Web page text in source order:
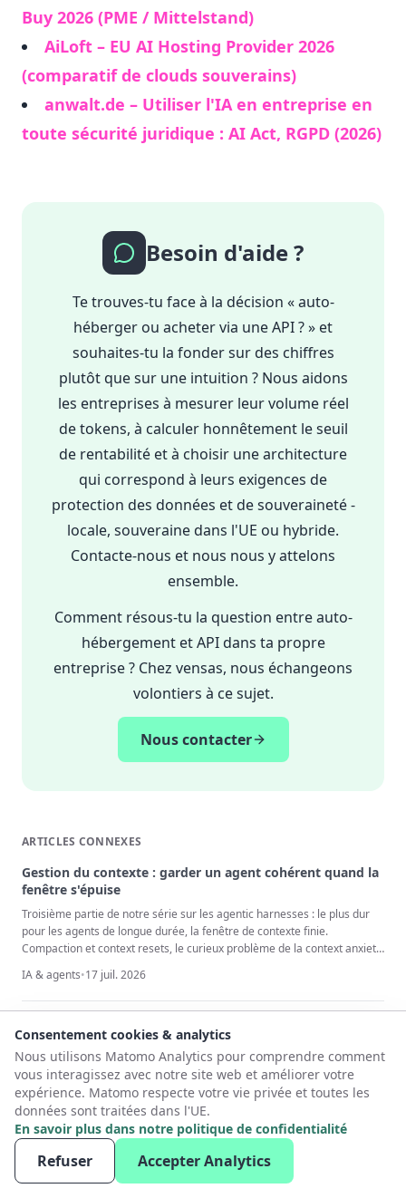
Consentement cookies & analytics
Nous utilisons Matomo Analytics pour comprendre comment
vous interagissez avec notre site web et améliorer votre
expérience. Matomo respecte votre vie privée et toutes les
données sont traitées dans l'UE.
En savoir plus dans notre politique de confidentialité
Refuser Accepter Analytics
Buy 2026 (PME / Mittelstand)
AiLoft – EU AI Hosting Provider 2026
(comparatif de clouds souverains)
anwalt.de – Utiliser l'IA en entreprise en
toute sécurité juridique : AI Act, RGPD (2026)
Besoin d'aide ?
Te trouves-tu face à la décision « auto-
héberger ou acheter via une API ? » et
souhaites-tu la fonder sur des chiffres
plutôt que sur une intuition ? Nous aidons
les entreprises à mesurer leur volume réel
de tokens, à calculer honnêtement le seuil
de rentabilité et à choisir une architecture
qui correspond à leurs exigences de
protection des données et de souveraineté -
locale, souveraine dans l'UE ou hybride.
Contacte-nous et nous nous y attelons
ensemble.
Comment résous-tu la question entre auto-
hébergement et API dans ta propre
entreprise ? Chez vensas, nous échangeons
volontiers à ce sujet.
Nous contacter
ARTICLES CONNEXES
Gestion du contexte : garder un agent cohérent quand la
fenêtre s'épuise
Troisième partie de notre série sur les agentic harnesses : le plus dur
pour les agents de longue durée, la fenêtre de contexte finie.
Compaction et context resets, le curieux problème de la context anxiety,
fichiers de mémoire qui transportent le savoir d'une session à l'autre.
IA & agents•17 juil. 2026
Développer à l'échelle avec Git Worktrees et des agents
IA
Git Worktrees permet le développement parallèle sur plusieurs
branches simultanément. Combinés à des agents de codage IA, ils
ouvrent des possibilités entièrement nouvelles pour des workflows
efficaces et capables de monter en charge, comme avoir une équipe de
développement virtuelle sur une seule machine.
IA & agents•25 janv. 2026
IA explicable pour les PME : pourquoi la confiance